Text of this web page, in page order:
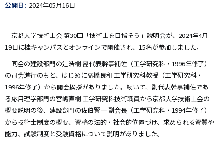
ッ
公開日 2024年05月16日
京都大学技術士会 第30回「技術士を目指そう」説明会が、2024年4月
19日に桂キャンパスとオンラインで開催され、15名が参加しました。
同会の建設部門の辻浩樹 副代表幹事補佐（工学研究科・1996年修了）
の司会進行のもと、はじめに高橋良和 工学研究科教授（工学研究科・
1996年修了）から開会挨拶がありました。続いて、副代表幹事補佐であ
る応用理学部門の宮嶋直樹 工学研究科技術職員から京都大学技術士会の
概要説明の後、建設部門の佐伯賢一 副会長（工学研究科・1994年修了）
から技術士制度の概要、資格の法的・社会的位置づけ、求められる資質や
能力、試験制度と受験資格について説明がありました。